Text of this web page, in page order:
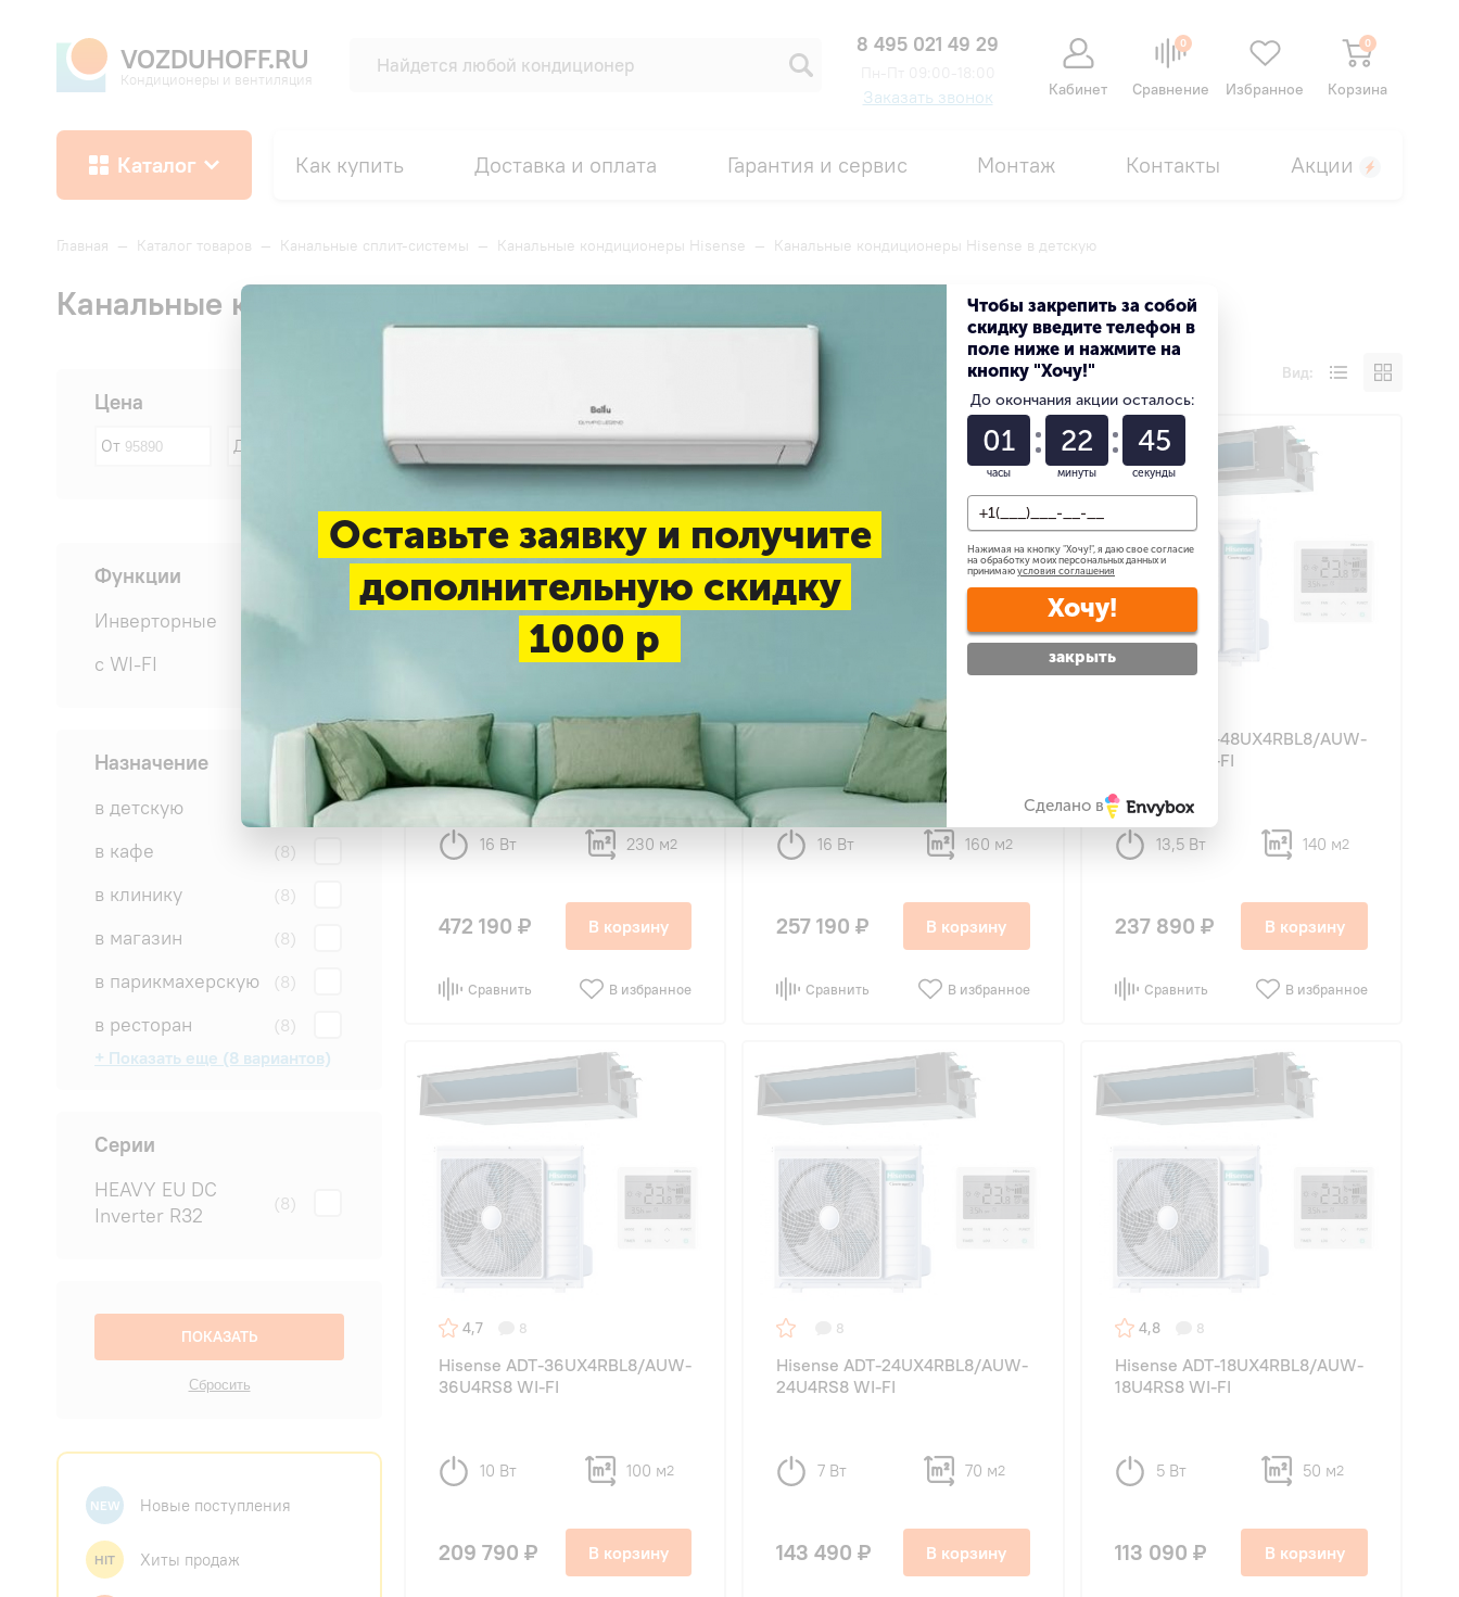
VOZDUHOFF.RU
Кондиционеры и вентиляция
8 495 021 49 29
Заказать звонок Кабинет
0
Сравнение Избранное
0
Корзина
Каталог Как купить Доставка и оплата Гарантия и сервис Монтаж Контакты Акции
Главная — Каталог товаров — Канальные сплит-системы — Канальные кондиционеры Hisense — Канальные кондиционеры Hisense в детскую
Канальные кондиционеры Hisense в детскую
Цена
От До
Функции
Инверторные (8)
с WI-FI
Назначение
в детскую
в кафе (8)
в клинику (8)
в магазин (8)
в парикмахерскую (8)
в ресторан (8)
в салон (8)
в спальню (8)
в студию (8)
для квартиры (8)
для офиса (8)
на дачу (8)
на производство (8)
на склад (8)
+ Показать еще (8 вариантов)
Серии
HEAVY EU DC
Inverter R32
(8)
NEW Новые поступления
HIT Хиты продаж
Вид:
Hisense ADT-85UX4RBL8/AUW-
85U4RS8 WI-FI
16 Вт 230 м2
472 190 ₽ В корзину
Сравнить В избранное
Hisense ADT-
60UX4RBL8/AUW-
60U4RS8 WI-FI
16 Вт 160 м2
257 190 ₽ В корзину
Сравнить В избранное
Hisense ADT-48UX4RBL8/AUW-
48U4RS8 WI-FI
13,5 Вт 140 м2
237 890 ₽ В корзину
Сравнить В избранное
4,7 8
Hisense ADT-36UX4RBL8/AUW-
36U4RS8 WI-FI
10 Вт 100 м2
209 790 ₽ В корзину
8
Hisense ADT-24UX4RBL8/AUW-
24U4RS8 WI-FI
7 Вт 70 м2
143 490 ₽ В корзину
4,8 8
Hisense ADT-18UX4RBL8/AUW-
18U4RS8 WI-FI
5 Вт 50 м2
113 090 ₽ В корзину
Оставьте заявку и получите
дополнительную скидку
1000 р
Чтобы закрепить за собой
скидку введите телефон в
поле ниже и нажмите на
кнопку "Хочу!"
До окончания акции осталось:
01
часы
22
минуты
45
секунды
Нажимая на кнопку "Хочу!", я даю свое согласие
на обработку моих персональных данных и
принимаю условия соглашения
Хочу!
закрыть
Сделано в